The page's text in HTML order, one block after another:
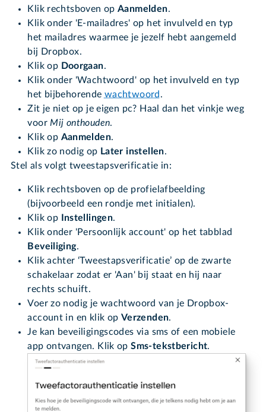
Klik rechtsboven opAanmelden.
Klik onder 'E-mailadres' op het invulveld en typ
het mailadres waarmee je jezelf hebt aangemeld
bij Dropbox.
Klik op Doorgaan.
Klik onder 'Wachtwoord' op het invulveld en typ
het bijbehorende wachtwoord .
Zit je niet op je eigen pc? Haal dan het vinkje weg
voor Mij onthouden.
Klik op Aanmelden.
Klik zo nodig op Later instellen.
Stel als volgt tweestapsverificatie in:
Klik rechtsboven op de profielafbeelding
(bijvoorbeeld een rondje met initialen).
Klik op
Instellingen.
Klik onder 'Persoonlijk account' op het tabblad
Beveiliging.
Klik achter ‘Tweestapsverificatie’ op de zwarte
schakelaar zodat er 'Aan' bij staat en hij naar
rechts schuift.
Voer zo nodig je wachtwoord van je Dropbox-
account in en klik op Verzenden.
Je kan beveiligingscodes via sms of een mobiele
app ontvangen. Klik opSms-tekstbericht.